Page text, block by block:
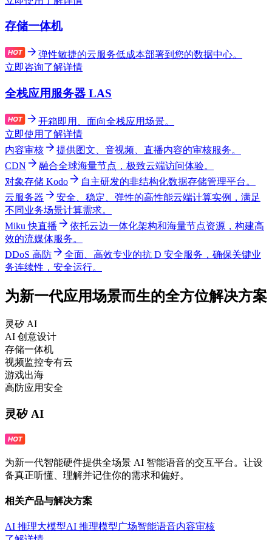
存储一体机
弹性敏捷的云服务低成本部署到您的数据中心。
立即咨询了解详情
全栈应用服务器 LAS
开箱即用、面向全栈应用场景。
立即使用 了解详情
内容审核
提供图文、音视频、直播内容的审核服务。
CDN
融合全球海量节点，极致云端访问体验。
对象存储 Kodo
自主研发的非结构化数据存储管理平台。
云服务器
安全、稳定、弹性的高性能云端计算实例，满足
不同业务场景计算需求。
Miku 快直播
依托云边一体化架构和海量节点资源，构建高
效的流媒体服务。
DDoS 高防
全面、高效专业的抗 D 安全服务，确保关键业
务连续性，安全运行。
为新一代应用场景而生的全方位解决方案
灵矽 AI
AI 创意设计
存储一体机
视频监控专有云
游戏出海
高防应用安全
灵矽 AI
为新一代智能硬件提供全场景 AI 智能语音的交互平台。让设
备真正听懂、理解并记住你的需求和偏好。
相关产品与解决方案
AI 推理大模型AI 推理模型广场智能语音内容审核